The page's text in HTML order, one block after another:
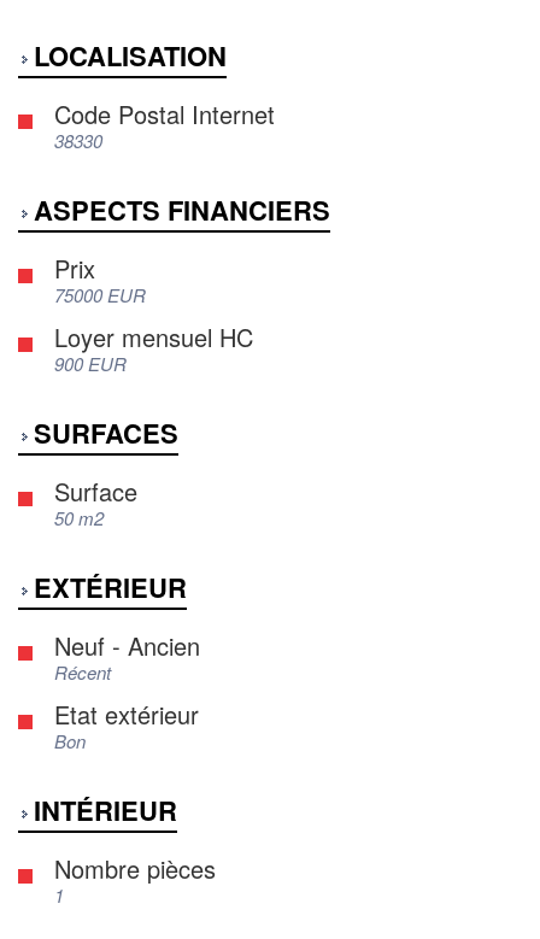
LOCALISATION
Code Postal Internet
38330
ASPECTS FINANCIERS
Prix
75000 EUR
Loyer mensuel HC
900 EUR
SURFACES
Surface
50 m2
EXTÉRIEUR
Neuf - Ancien
Récent
Etat extérieur
Bon
INTÉRIEUR
Nombre pièces
1